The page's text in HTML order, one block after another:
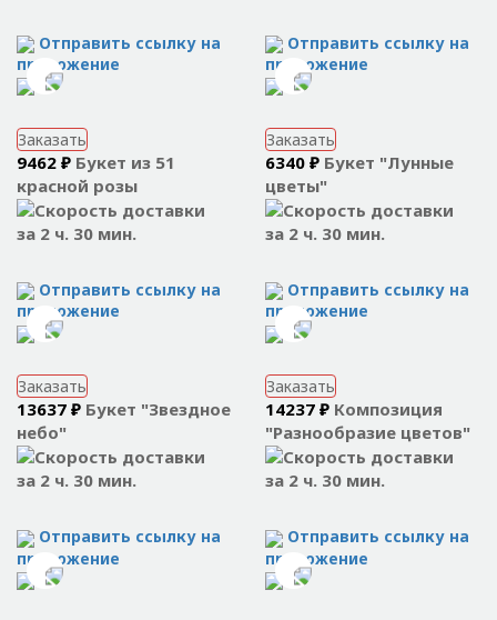
Отправить ссылку на
приложение
Отправить ссылку на
приложение
Заказать
9462 ₽ Букет из 51
красной розы
за 2 ч. 30 мин.
Отправить ссылку на
приложение
Заказать
6340 ₽ Букет "Лунные
цветы"
за 2 ч. 30 мин.
Отправить ссылку на
приложение
Заказать
13637 ₽ Букет "Звездное
небо"
за 2 ч. 30 мин.
Отправить ссылку на
приложение
Заказать
14237 ₽ Композиция
"Разнообразие цветов"
за 2 ч. 30 мин.
Отправить ссылку на
приложение